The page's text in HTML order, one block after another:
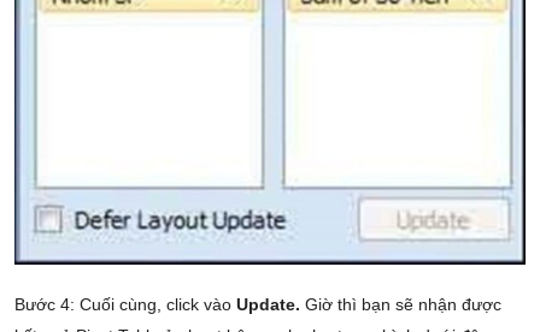
Bước 4: Cuối cùng, click vào Update. Giờ thì bạn sẽ nhận được